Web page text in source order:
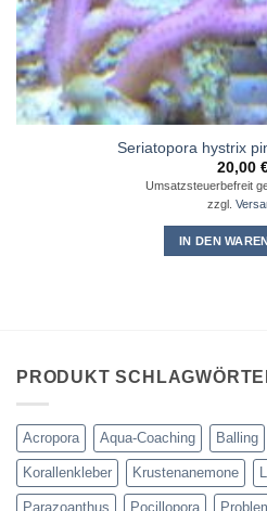
Seriatopora hystrix
20,00
Umsatzsteuerbefreit
zzgl.
IN DEN
PRODUKT
Acropora Aqua-Coaching Balling
Korallenkleber Krustenanemone
Parazoanthus Pocillopora